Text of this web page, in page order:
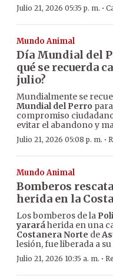
Julio 21, 2026 05:35 p. m. ·
Mundo Animal
Día Mundial del
qué se recuerda
julio?
Mundialmente se
Mundial del Perro
compromiso
evitar el abandono y
Julio 21, 2026 05:08 p. m. ·
Mundo Animal
Bomberos
herida en la
Los bomberos de la
yararáherida en una
Costanera Norte de
lesión, fue liberada a
Julio 21, 2026 10:35 a. m. ·